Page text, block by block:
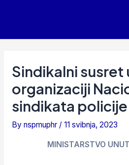
Sindikalni susret
organizaciji
sindikata policije
By nspmuphr / 11 svibnja, 2023
MINISTARSTVO